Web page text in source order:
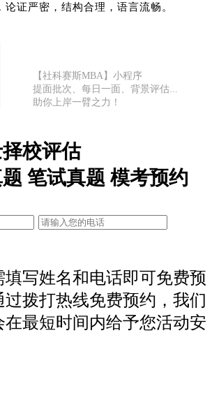
论证严密，结构合理，语言流畅。
【社科赛斯MBA】小程序
提面批次、每日一面、背景评估...
助你上岸一臂之力！
校评估
笔试真题 模考预约
写姓名和电话即可免费预
拨打热线免费预约，我们
在最短时间内给予您活动安